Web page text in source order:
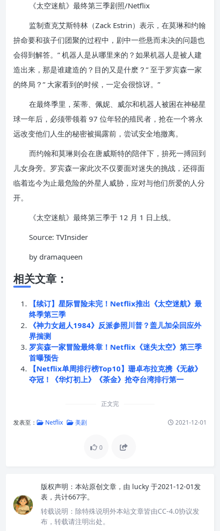
《太空迷航》最终第三季剧照/Netflix
监制查克艾斯特林（Zack Estrin）表示，在莫琳和约翰
拚命要和孩子们团聚的过程中，剧中一些悬而未决的问题也
会得到解答。” 机器人是从哪里来的？如果机器人是被人建
造出来，那是谁建造的？目的又是什麽？” 至于罗宾森一家
的终局？” 大家看到的时候，一定会很惊讶。”
在最终季里，茱蒂、佩妮、威尔和机器人被困在神秘星
球一年后，必须带领着 97 位年轻的殖民者，抢在一个将永
远改变他们人生的秘密被揭露前，尝试安全地撤离。
而约翰和莫琳则会在唐威斯特的陪伴下，拚死一搏回到
儿女身旁。罗宾森一家此次不仅要面对迷失的挑战，还得面
临着迄今为止最危险的外星人威胁，应对与他们所爱的人分
开。
《太空迷航》最终第三季于 12 月 1 日上线。
Source: TVInsider
by dramaqueen
相关文章：
【续订】星际冒险未完！Netflix推出《太空迷航》最
终季第三季
《神力女超人1984》反派参照川普？盖儿加朵回应外
界揣测
罗宾森一家冒险最终章！Netflix《迷失太空》第三季
首曝预告
【Netflix单周排行榜Top10】珊卓布拉克携《无赦》
夺冠！《华灯初上》《茶金》抢夺台湾排行第一
正文完
发表至： Netflix 美剧 2021-12-01
0
版权声明： 本站原创文章，由 lucky 于2021-12-01发
表，共计667字。
转载说明： 除特殊说明外本站文章皆由CC-4.0协议发
布，转载请注明出处。